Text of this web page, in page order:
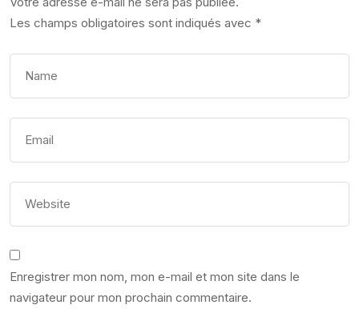
Les champs obligatoires sont indiqués avec *
Enregistrer mon nom, mon e-mail et mon site dans le
navigateur pour mon prochain commentaire.